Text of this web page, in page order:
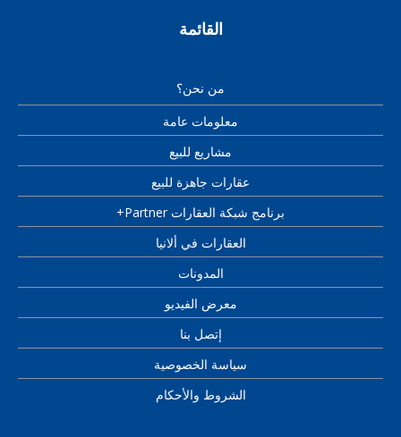
القائمة
من نحن؟
معلومات عامة
مشاريع للبيع
عقارات جاهزة للبيع
برنامج شبكة العقارات Partner+
العقارات في ألانيا
المدونات
معرض الفيديو
إتصل بنا
سياسة الخصوصية
الشروط والأحكام